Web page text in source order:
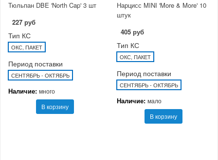
Тюльпан DBE 'North Cap' 3 шт
227 руб
Тип КС
ОКС, ПАКЕТ
Период поставки
СЕНТЯБРЬ - ОКТЯБРЬ
Наличие: много
В корзину
Нарцисс MINI 'More & More' 10
штук
405 руб
Тип КС
ОКС, ПАКЕТ
Период поставки
СЕНТЯБРЬ - ОКТЯБРЬ
Наличие: мало
В корзину